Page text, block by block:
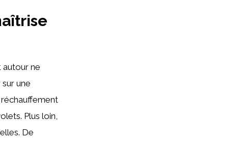
autour ne
une
Plus loin,
De